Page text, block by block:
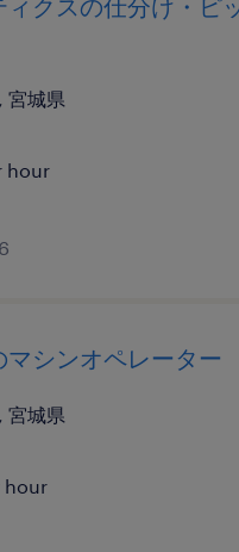
クスの仕分け・ピ
宮城県
hour
シンオペレーター
宮城県
hour